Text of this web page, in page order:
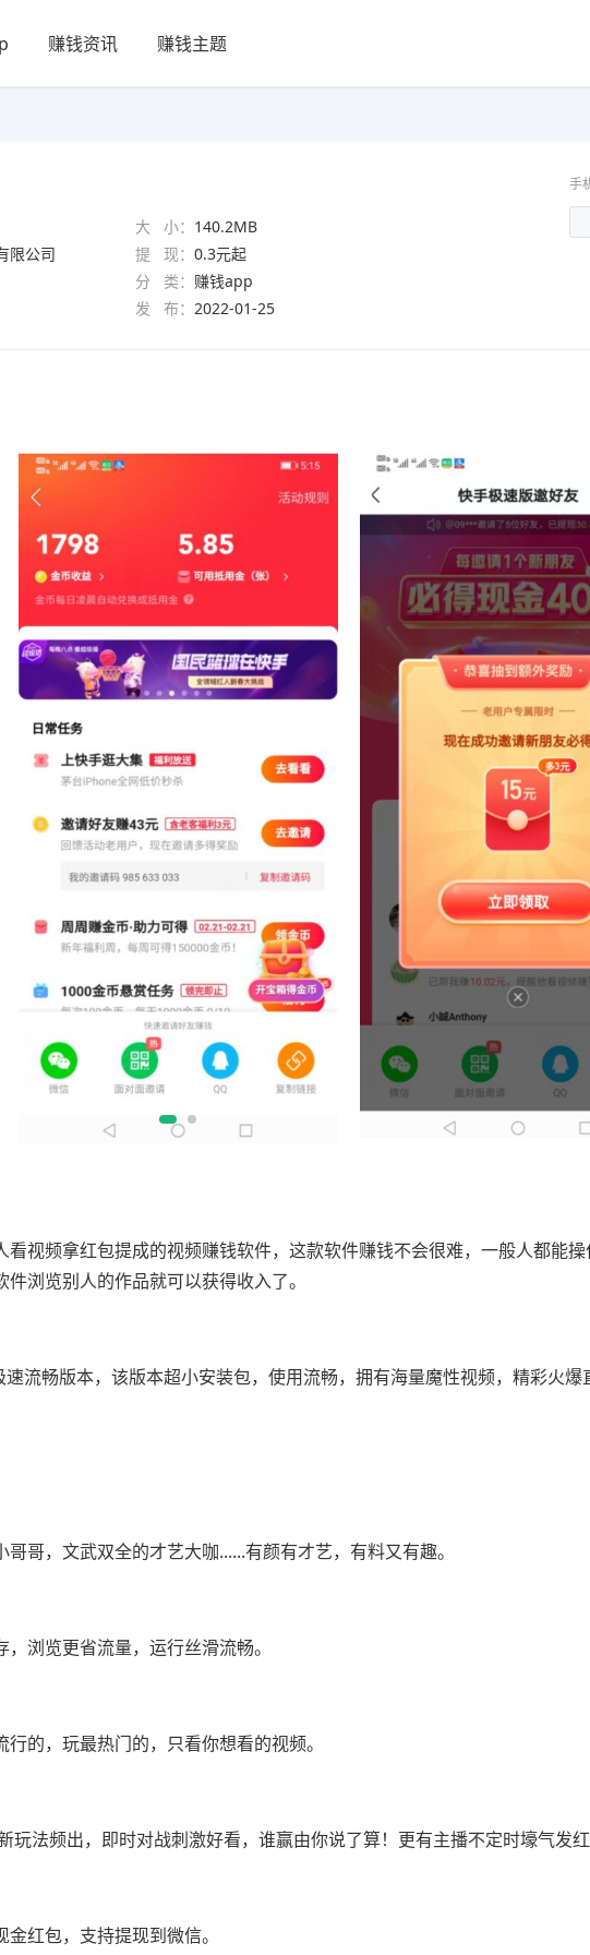
赚钱资讯 赚钱主题
大 小： 140.2MB
限公司 提 现： 0.3元起
分 类： 赚钱app
发 布： 2022-01-25
手
视频拿红包提成的视频赚钱软件，这款软件赚钱不会很难，一般人都能
浏览别人的作品就可以获得收入了。
流畅版本，该版本超小安装包，使用流畅，拥有海量魔性视频，精彩火爆
哥，文武双全的才艺大咖......有颜有才艺，有料又有趣。
浏览更省流量，运行丝滑流畅。
的，玩最热门的，只看你想看的视频。
玩法频出，即时对战刺激好看，谁赢由你说了算！更有主播不定时壕气发
红包，支持提现到微信。